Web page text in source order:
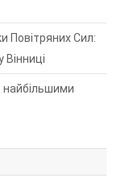
Повітряних Сил:
найбільшими